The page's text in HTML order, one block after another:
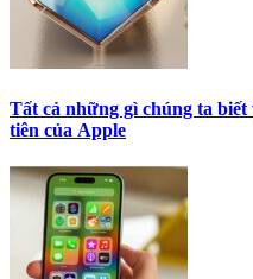
Tất cả những gì chúng ta biết
tiên của Apple